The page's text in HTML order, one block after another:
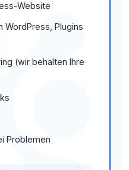
Website
WordPress, Plugins
(wir behalten Ihre
Problemen